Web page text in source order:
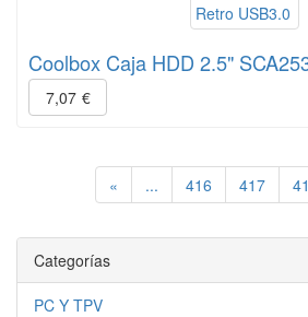
Coolbox Caja HDD 2.5"
7,07 €
« ... 416 417
Categorías
PC Y TPV